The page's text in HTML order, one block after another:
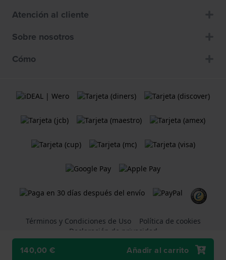
140,00 € Añadir al carrito
Atención al cliente
Sobre nosotros
Cómo
Términos y Condiciones de Uso
Política de cookies
Declaración de privacidad
Una tienda web Holland Watch Group B.V.